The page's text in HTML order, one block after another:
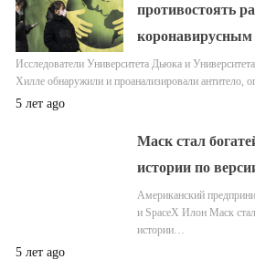
противостоять
Исследователи Университета Дьюка и
Хилле обнаружили и проанализировали антитело,
5 лет ago
Маск стал
истории по
Американский
и SpaceX Илон Маск
истории…
5 лет ago